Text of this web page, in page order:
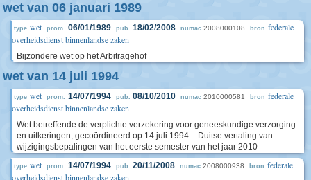
wet van 06 januari 1989
type wet prom. 06/01/1989 pub. 18/02/2008 numac 2008000108 bron federale
overheidsdienst binnenlandse zaken
Bijzondere wet op het Arbitragehof
wet van 14 juli 1994
type wet prom. 14/07/1994 pub. 08/10/2010 numac 2010000581 bron federale
overheidsdienst binnenlandse zaken
Wet betreffende de verplichte verzekering voor geneeskundige verzorging
en uitkeringen, gecoördineerd op 14 juli 1994. - Duitse vertaling van
wijzigingsbepalingen van het eerste semester van het jaar 2010
type wet prom. 14/07/1994 pub. 20/11/2008 numac 2008000938 bron federale
overheidsdienst binnenlandse zaken